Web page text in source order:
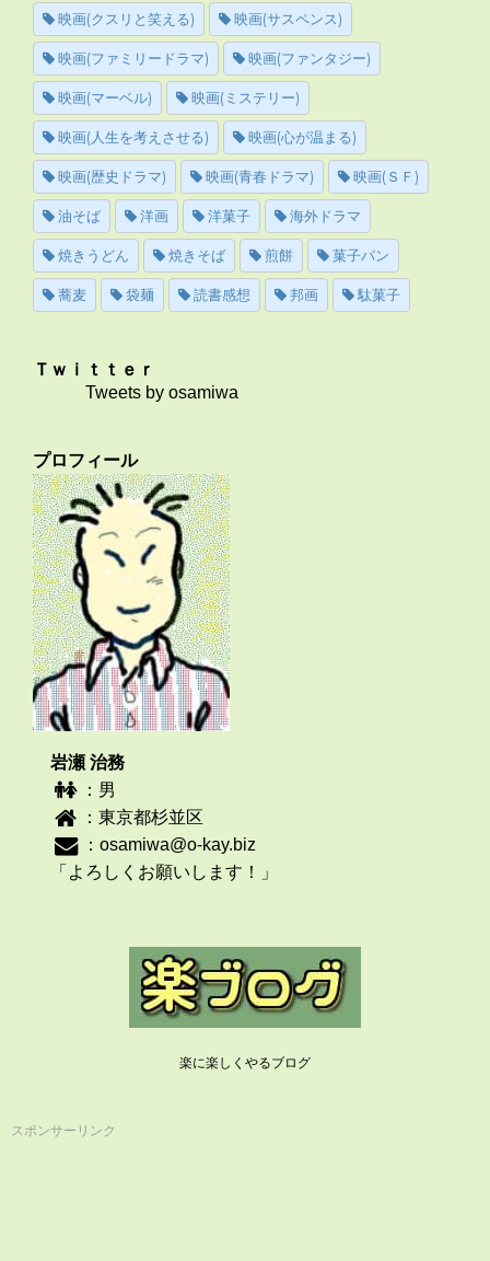
映画(クスリと笑える) 映画(サスペンス)
映画(ファミリードラマ) 映画(ファンタジー)
映画(マーベル) 映画(ミステリー)
映画(人生を考えさせる) 映画(心が温まる)
映画(歴史ドラマ) 映画(青春ドラマ) 映画(ＳＦ)
油そば 洋画 洋菓子 海外ドラマ
焼きうどん 焼きそば 煎餅 菓子パン
蕎麦 袋麺 読書感想 邦画 駄菓子
Ｔｗｉｔｔｅｒ
Tweets by osamiwa
プロフィール
岩瀬 治務
：男
：東京都杉並区
： osamiwa@o-kay.biz
「よろしくお願いします！」
楽に楽しくやるブログ
スポンサーリンク